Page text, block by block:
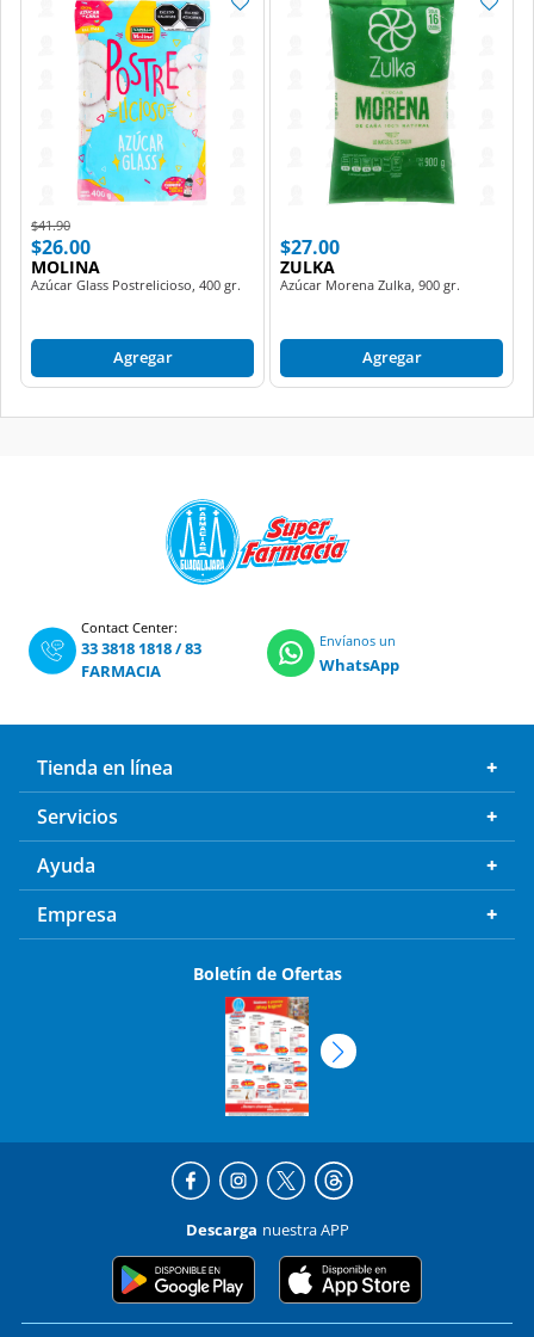
Price reduced from
$41.90to
$26.00
MOLINA
Azúcar Glass Postrelicioso, 400 gr.
Agregar
$27.00
ZULKA
Azúcar Morena Zulka, 900 gr.
Agregar
Contact Center:
33 3818 1818/83
FARMACIA
Envíanos un
WhatsApp
Tienda en línea
Servicios
Ayuda
Empresa
Boletín de Ofertas
Descarga nuestra APP